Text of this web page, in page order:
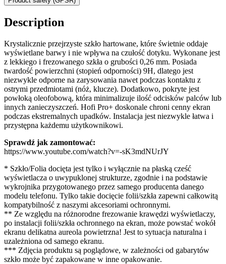
Description
Krystalicznie przejrzyste szkło hartowane, które świetnie oddaje
wyświetlane barwy i nie wpływa na czułość dotyku. Wykonane jest
z lekkiego i frezowanego szkła o grubości 0,26 mm. Posiada
twardość powierzchni (stopień odporności) 9H, dlatego jest
niezwykle odporne na zarysowania nawet podczas kontaktu z
ostrymi przedmiotami (nóż, klucze). Dodatkowo, pokryte jest
powłoką oleofobową, która minimalizuje ilość odcisków palców lub
innych zanieczyszczeń. Hofi Pro+ doskonale chroni cenny ekran
podczas ekstremalnych upadków. Instalacja jest niezwykle łatwa i
przystępna każdemu użytkownikowi.
Sprawdź jak zamontować:
https://www.youtube.com/watch?v=-sK3mdNUrJY
* Szkło/Folia docięta jest tylko i wyłącznie na płaską cześć
wyświetlacza o uwypuklonej strukturze, zgodnie i na podstawie
wykrojnika przygotowanego przez samego producenta danego
modelu telefonu. Tylko takie docięcie folii/szkła zapewni całkowitą
kompatybilność z naszymi akcesoriami ochronnymi.
** Ze względu na różnorodne frezowanie krawędzi wyświetlaczy,
po instalacji folii/szkła ochronnego na ekran, może powstać wokół
ekranu delikatna aureola powietrzna! Jest to sytuacja naturalna i
uzależniona od samego ekranu.
*** Zdjęcia produktu są poglądowe, w zależności od gabarytów
szkło może być zapakowane w inne opakowanie.